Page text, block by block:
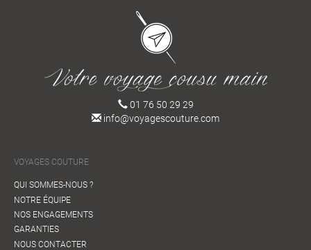
01 76 50 29 29
info@voyagescouture.com
VOYAGES COUTURE
QUI SOMMES-NOUS ?
NOTRE ÉQUIPE
NOS ENGAGEMENTS
GARANTIES
NOUS CONTACTER